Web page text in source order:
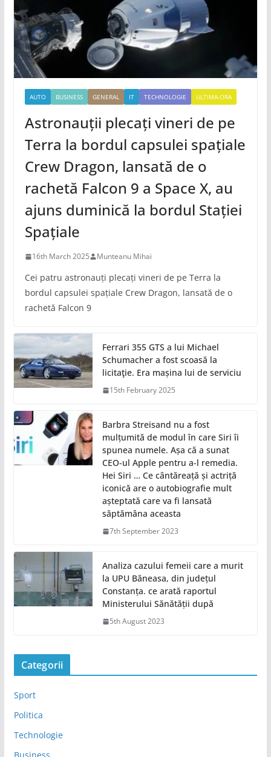
AUTO BUSINESS GENERAL IT TECHNOLOGIE ULTIMA-ORA
Astronauții plecați vineri de pe
Terra la bordul capsulei spațiale
Crew Dragon, lansată de o
rachetă Falcon 9 a Space X, au
ajuns duminică la bordul Stației
Spațiale
16th March 2025 Munteanu Mihai
Cei patru astronauți plecați vineri de pe Terra la
bordul capsulei spațiale Crew Dragon, lansată de o
rachetă Falcon 9
Ferrari 355 GTS a lui Michael
Schumacher a fost scoasă la
licitaţie. Era mașina lui de serviciu
15th February 2025
Barbra Streisand nu a fost
mulțumită de modul în care Siri îi
spunea numele. Așa că a sunat
CEO-ul Apple pentru a-l remedia.
Hei Siri … Ce cântăreață și actriță
iconică are o autobiografie mult
așteptată care va fi lansată
săptămâna aceasta
7th September 2023
Analiza cazului femeii care a murit
la UPU Băneasa, din județul
Constanța. ce arată raportul
Ministerului Sănătății după
5th August 2023
Categorii
Sport
Politica
Technologie